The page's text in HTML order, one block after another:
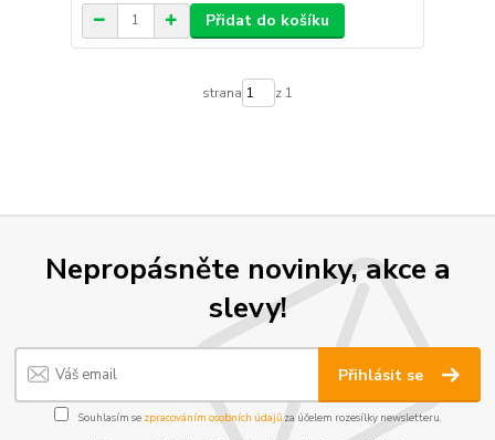
Přidat do košíku
strana z 1
Nepropásněte novinky, akce a
slevy!
Přihlásit se
Souhlasím se zpracováním osobních údajůza účelem rozesílky newsletteru.